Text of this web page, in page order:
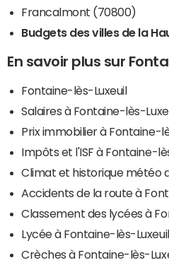
Francalmont (70800)
Budgets des villes de la
En savoir plus sur
Fontaine-lès-Luxeuil
Salaires à Fontaine-lès-
Prix immobilier à Fontaine-
Impôts et l'ISF à Fontaine-
Climat et historique météo
Accidents de la route à
Classement des lycées à
Lycée à Fontaine-lès-Luxeuil
Crèches à Fontaine-lès-